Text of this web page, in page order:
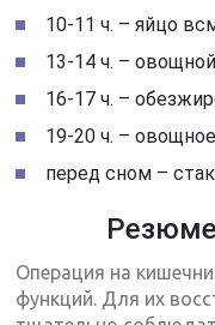
10-11 ч. – яйцо
13-14 ч. –
16-17 ч. –
19-20 ч. –
перед сном –
Операция на
функций. Для их